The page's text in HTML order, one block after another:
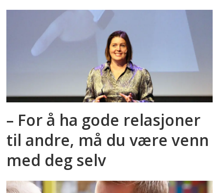
– For å ha gode relasjoner
til andre, må du være venn
med deg selv